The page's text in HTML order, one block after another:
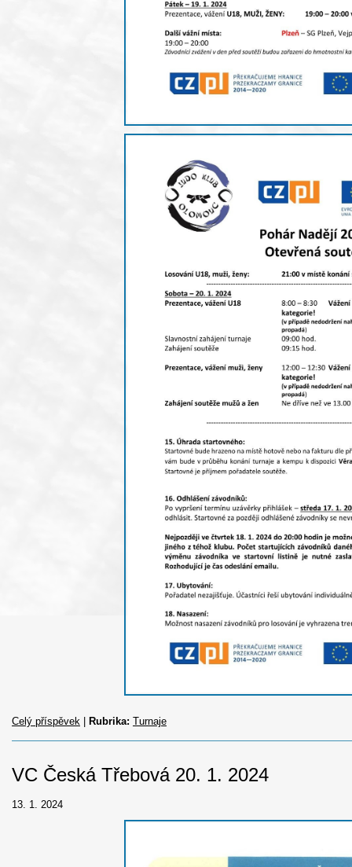
Celý příspěvek Rubrika: Turnaje
VC Česká Třebová 20. 1. 2024
13. 1. 2024